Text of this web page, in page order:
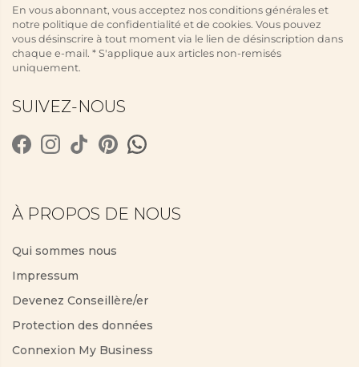
En vous abonnant, vous acceptez nos conditions générales et
notre politique de confidentialité et de cookies. Vous pouvez
vous désinscrire à tout moment via le lien de désinscription dans
chaque e-mail. * S'applique aux articles non-remisés
uniquement.
SUIVEZ-NOUS
À PROPOS DE NOUS
Qui sommes nous
Impressum
Devenez Conseillère/er
Protection des données
Connexion My Business